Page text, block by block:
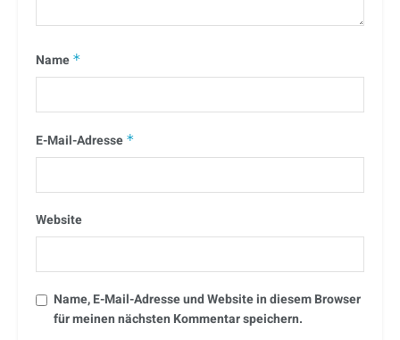
Name *
E-Mail-Adresse *
Website
Name, E-Mail-Adresse und Website in diesem Browser
für meinen nächsten Kommentar speichern.